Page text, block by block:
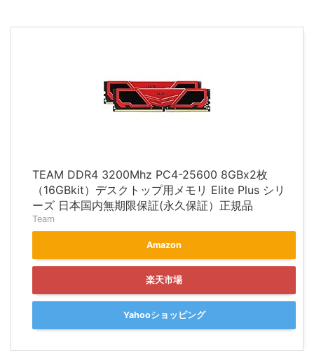
TEAM DDR4 3200Mhz PC4-25600 8GBx2枚
（16GBkit）デスクトップ用メモリ Elite Plus シリ
ーズ 日本国内無期限保証(永久保証）正規品
Team
Amazon
楽天市場
Yahooショッピング